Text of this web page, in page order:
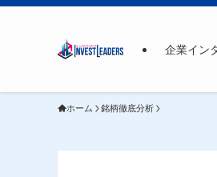
企業イン
ホーム 銘柄徹底分析